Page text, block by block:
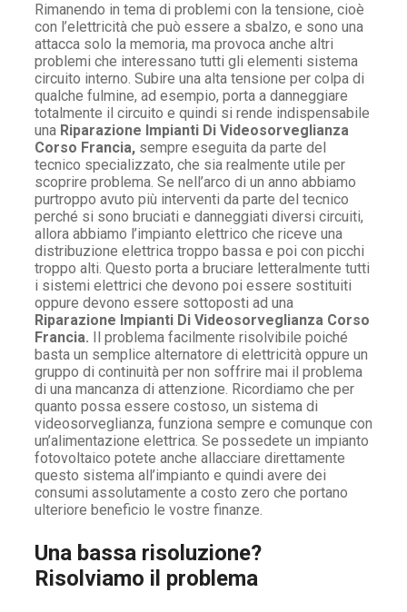
Rimanendo in tema di problemi con la tensione, cioè
con l’elettricità che può essere a sbalzo, e sono una
attacca solo la memoria, ma provoca anche altri
problemi che interessano tutti gli elementi sistema
circuito interno. Subire una alta tensione per colpa di
qualche fulmine, ad esempio, porta a danneggiare
totalmente il circuito e quindi si rende indispensabile
una Riparazione Impianti Di Videosorveglianza
Corso Francia, sempre eseguita da parte del
tecnico specializzato, che sia realmente utile per
scoprire problema. Se nell’arco di un anno abbiamo
purtroppo avuto più interventi da parte del tecnico
perché si sono bruciati e danneggiati diversi circuiti,
allora abbiamo l’impianto elettrico che riceve una
distribuzione elettrica troppo bassa e poi con picchi
troppo alti. Questo porta a bruciare letteralmente tutti
i sistemi elettrici che devono poi essere sostituiti
oppure devono essere sottoposti ad una
Riparazione Impianti Di Videosorveglianza Corso
Francia. Il problema facilmente risolvibile poiché
basta un semplice alternatore di elettricità oppure un
gruppo di continuità per non soffrire mai il problema
di una mancanza di attenzione. Ricordiamo che per
quanto possa essere costoso, un sistema di
videosorveglianza, funziona sempre e comunque con
un’alimentazione elettrica. Se possedete un impianto
fotovoltaico potete anche allacciare direttamente
questo sistema all’impianto e quindi avere dei
consumi assolutamente a costo zero che portano
ulteriore beneficio le vostre finanze.
Una bassa risoluzione?
Risolviamo il problema